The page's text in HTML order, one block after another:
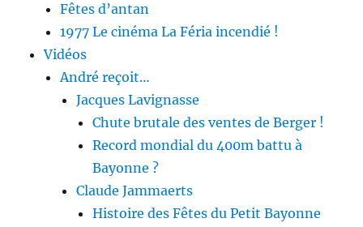
Fêtes d’antan
1977 Le cinéma La Féria incendié !
Vidéos
André reçoit…
Jacques Lavignasse
Chute brutale des ventes de Berger !
Record mondial du 400m battu à
Bayonne ?
Claude Jammaerts
Histoire des Fêtes du Petit Bayonne